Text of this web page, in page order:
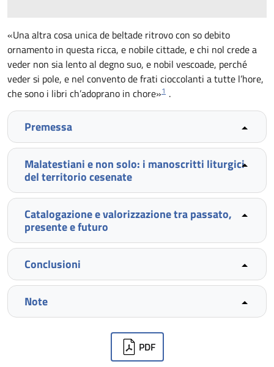
«Una altra cosa unica de beltade ritrovo con so debito
ornamento in questa ricca, e nobile cittade, e chi nol crede a
veder non sia lento al degno suo, e nobil vescoade, perché
veder si pole, e nel convento de frati cioccolanti a tutte l’hore,
che sono i libri ch’adoprano in chore»1 .
Premessa
Malatestiani e non solo: i manoscritti liturgici
del territorio cesenate
Catalogazione e valorizzazione tra passato,
presente e futuro
Conclusioni
Note
PDF